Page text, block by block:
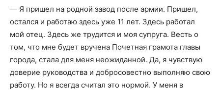
— Я пришел на родной завод после армии. Пришел,
остался и работаю здесь уже 11 лет. Здесь работал
мой отец. Здесь же трудится и моя супруга. Весть о
том, что мне будет вручена Почетная грамота главы
города, стала для меня неожиданной. Да, я чувствую
доверие руководства и добросовестно выполняю свою
работу. Но я всегда считал это нормой. У меня в